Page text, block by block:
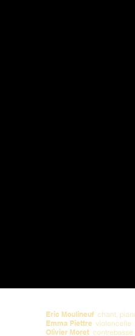
Eric Moulineuf chant,
Emma Piettre violoncelle
Olivier Moret contrebasse